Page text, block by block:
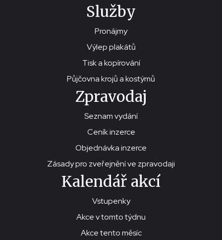
Služby
Pronájmy
Výlep plakátů
Tisk a kopírování
Půjčovna krojů a kostýmů
Zpravodaj
Seznam vydání
Ceník inzerce
Objednávka inzerce
Zásady pro zveřejnění ve zpravodaji
Kalendář akcí
Vstupenky
Akce v tomto týdnu
Akce tento měsíc